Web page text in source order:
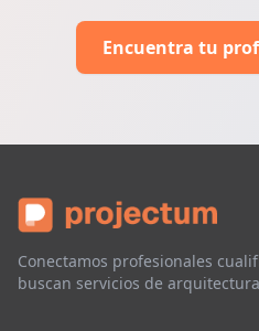
Encuentra tu
Conectamos profesionales
buscan servicios de